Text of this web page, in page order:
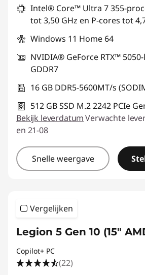
Intel® Core™ Ultra 7 355-
tot 3,50 GHz en P-cores tot
Windows 11 Home 64
NVIDIA® GeForce RTX™
GDDR7
16 GB DDR5-5600MT/s
512 GB SSD M.2 2242 PCIe
Bekijk leverdatumVerwachte
en 21-08
Snelle weergave
Vergelijken
Legion 5 Gen 10 (15"
Copilot+ PC
(22)